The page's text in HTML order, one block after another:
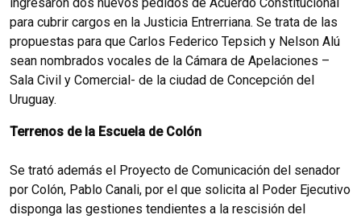
para cubrir cargos en la Justicia Entrerriana. Se trata de las
propuestas para que Carlos Federico Tepsich y Nelson Alú
sean nombrados vocales de la Cámara de Apelaciones –
Sala Civil y Comercial- de la ciudad de Concepción del
Uruguay.
Terrenos de la Escuela de Colón
Se trató además el Proyecto de Comunicación del senador
por Colón, Pablo Canali, por el que solicita al Poder Ejecutivo
disponga las gestiones tendientes a la rescisión del